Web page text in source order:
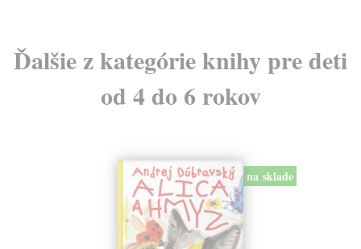
Ďalšie z kategórie knihy pre deti
od 4 do 6 rokov
na sklade